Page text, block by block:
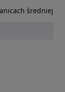
średniej